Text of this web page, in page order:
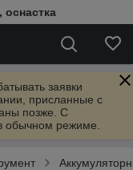
оснастка
заявки
присланные с
позже. С
обычном режиме.